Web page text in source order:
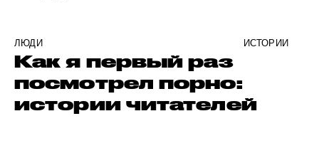
ЛЮДИ ИСТОРИИ
Как я первый раз
посмотрел порно:
истории читателей